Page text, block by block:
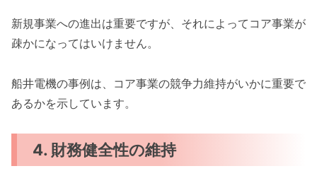
新規事業への進出は重要ですが、それによってコア事業が
疎かになってはいけません。
船井電機の事例は、コア事業の競争力維持がいかに重要で
あるかを示しています。
4. 財務健全性の維持